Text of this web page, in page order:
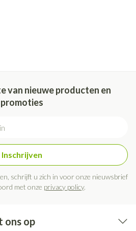
van nieuwe producten en
promoties
Inschrijven
schrijft u zich in voor onze nieuwsbrief
met onze privacy policy.
ons op